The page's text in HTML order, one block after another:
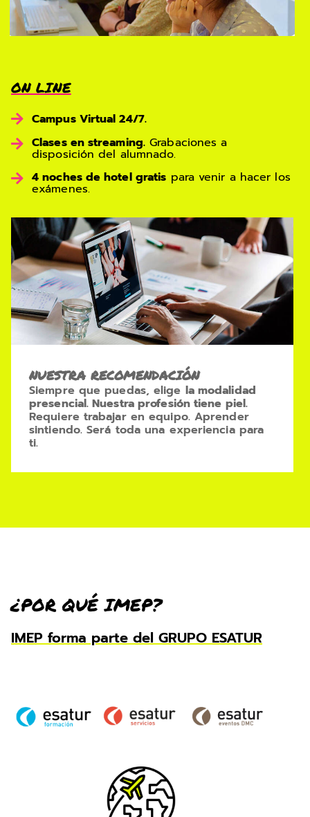
ON LINE
Campus Virtual 24/7.
Clases en streaming. Grabaciones a
disposición del alumnado.
4 noches de hotel gratis para venir a hacer los
exámenes.
NUESTRA RECOMENDACIÓN
Siempre que puedas, elige la modalidad
presencial. Nuestra profesión tiene piel.
Requiere trabajar en equipo. Aprender
sintiendo. Será toda una experiencia para
ti.
¿POR QUÉ IMEP?
IMEP forma parte del GRUPO ESATUR